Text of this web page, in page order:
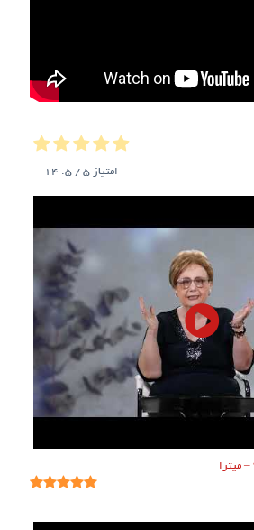
امتیاز 5
/ 5.
14
میترا